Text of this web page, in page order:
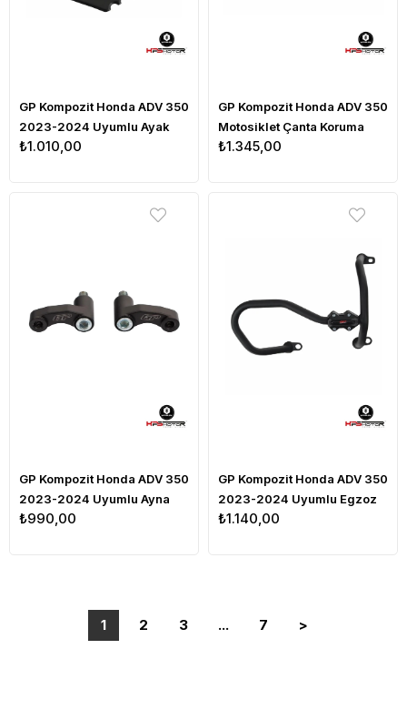
GP Kompozit Honda ADV 350
2023-2024 Uyumlu Ayak
Genişletme Siyah
₺1.010,00
GP Kompozit Honda ADV 350
Motosiklet Çanta Koruma
Pedi Siyah
₺1.345,00
GP Kompozit Honda ADV 350
2023-2024 Uyumlu Ayna
Genişletme Siyah
₺990,00
GP Kompozit Honda ADV 350
2023-2024 Uyumlu Egzoz
Koruma Demiri Siyah
₺1.140,00
1 2 3 ... 7 >